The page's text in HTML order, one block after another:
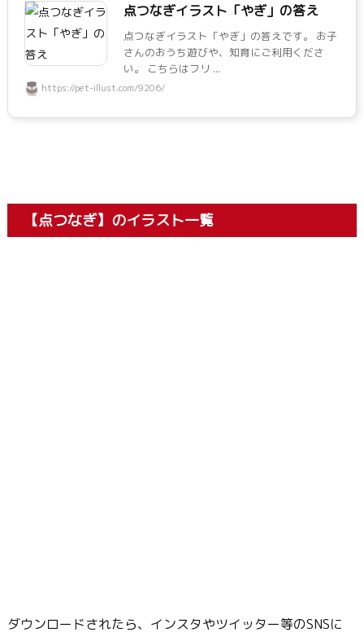
点つなぎイラスト「やぎ」の答え
点つなぎイラスト「やぎ」の答えです。 お子
さんのおうち遊びや、知育にご利用くださ
い。 こちらはフリ ...
https://pet-illust.com/9206/
【点つなぎ】のイラスト一覧
ダウンロードされたら、インスタやツイッター等のSNSに